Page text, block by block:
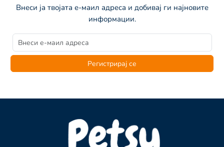
Внеси ја твојата е-маил адреса и добивај ги најновите
информации.
Регистрирај се